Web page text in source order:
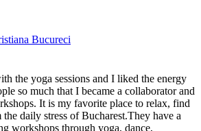
Bucureci
the yoga sessions and I liked the energy
so much that I became a collaborator and
It is my favorite place to relax, find
daily stress of Bucharest.They have a
workshops through yoga, dance,